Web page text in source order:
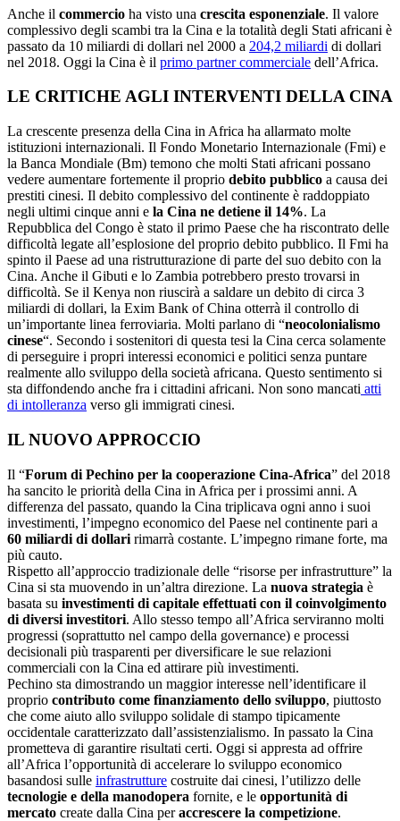
Anche il commercio ha visto una crescita esponenziale. Il valore
complessivo degli scambi tra la Cina e la totalità degli Stati africani è
passato da 10 miliardi di dollari nel 2000 a 204,2 miliardi di dollari
nel 2018. Oggi la Cina è il primo partner commerciale dell’Africa.
LE CRITICHE AGLI INTERVENTI DELLA CINA
La crescente presenza della Cina in Africa ha allarmato molte
istituzioni internazionali. Il Fondo Monetario Internazionale (Fmi) e
la Banca Mondiale (Bm) temono che molti Stati africani possano
vedere aumentare fortemente il proprio debito pubblico a causa dei
prestiti cinesi. Il debito complessivo del continente è raddoppiato
negli ultimi cinque anni e la Cina ne detiene il 14%. La
Repubblica del Congo è stato il primo Paese che ha riscontrato delle
difficoltà legate all’esplosione del proprio debito pubblico. Il Fmi ha
spinto il Paese ad una ristrutturazione di parte del suo debito con la
Cina. Anche il Gibuti e lo Zambia potrebbero presto trovarsi in
difficoltà. Se il Kenya non riuscirà a saldare un debito di circa 3
miliardi di dollari, la Exim Bank of China otterrà il controllo di
un’importante linea ferroviaria. Molti parlano di “neocolonialismo
cinese“. Secondo i sostenitori di questa tesi la Cina cerca solamente
di perseguire i propri interessi economici e politici senza puntare
realmente allo sviluppo della società africana. Questo sentimento si
sta diffondendo anche fra i cittadini africani. Non sono mancati atti
di intolleranza verso gli immigrati cinesi.
IL NUOVO APPROCCIO
Il “Forum di Pechino per la cooperazione Cina-Africa” del 2018
ha sancito le priorità della Cina in Africa per i prossimi anni. A
differenza del passato, quando la Cina triplicava ogni anno i suoi
investimenti, l’impegno economico del Paese nel continente pari a
60 miliardi di dollari rimarrà costante. L’impegno rimane forte, ma
più cauto.
Rispetto all’approccio tradizionale delle “risorse per infrastrutture” la
Cina si sta muovendo in un’altra direzione. La nuova strategia è
basata su investimenti di capitale effettuati con il coinvolgimento
di diversi investitori. Allo stesso tempo all’Africa serviranno molti
progressi (soprattutto nel campo della governance) e processi
decisionali più trasparenti per diversificare le sue relazioni
commerciali con la Cina ed attirare più investimenti.
Pechino sta dimostrando un maggior interesse nell’identificare il
proprio contributo come finanziamento dello sviluppo, piuttosto
che come aiuto allo sviluppo solidale di stampo tipicamente
occidentale caratterizzato dall’assistenzialismo. In passato la Cina
prometteva di garantire risultati certi. Oggi si appresta ad offrire
all’Africa l’opportunità di accelerare lo sviluppo economico
basandosi sulle infrastrutture costruite dai cinesi, l’utilizzo delle
tecnologie e della manodopera fornite, e le opportunità di
mercato create dalla Cina peraccrescere la competizione.